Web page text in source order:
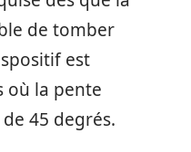
de tomber
est
où la pente
45 degrés.